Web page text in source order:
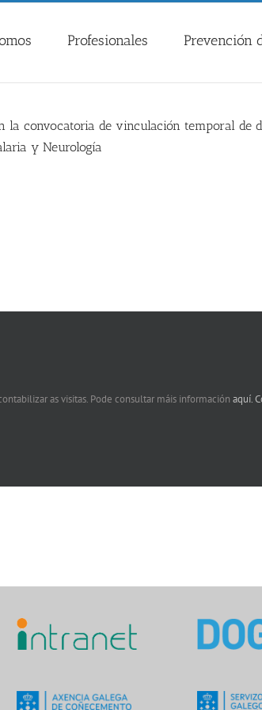
Profesionales Prevención
convocatoria de vinculación temporal de
y Neurología
as visitas. Pode consultar máis información aquí.